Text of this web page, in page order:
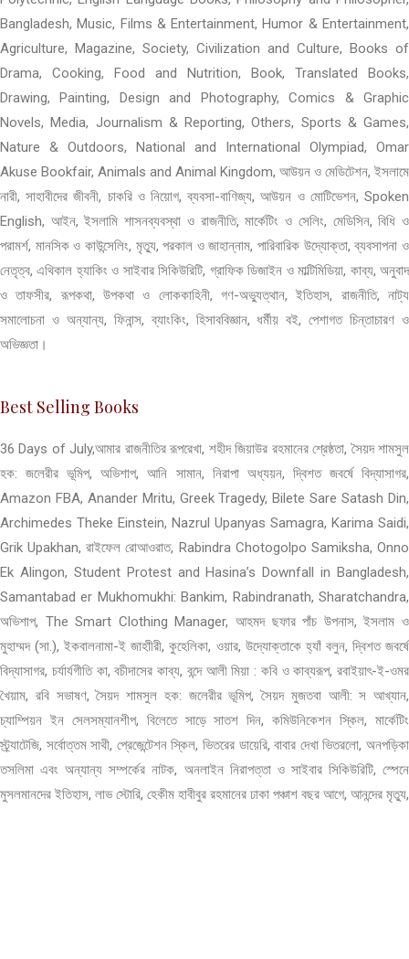
Bangladesh, Music, Films & Entertainment, Humor & Entertainment,
Agriculture, Magazine, Society, Civilization and Culture, Books of
Drama, Cooking, Food and Nutrition, Book, Translated Books,
Drawing, Painting, Design and Photography, Comics & Graphic
Novels, Media, Journalism & Reporting, Others, Sports & Games,
Nature & Outdoors, National and International Olympiad, Omar
Akuse Bookfair, Animals and Animal Kingdom, আউয়ন ও মেডিটেশন, ইসলামে
নারী, সাহাবীদের জীবনী, চাকরি ও নিয়োগ, ব্যবসা-বাণিজ্য, আউয়ন ও মোটিভেশন, Spoken
English, আইন, ইসলামি শাসনব্যবস্থা ও রাজনীতি, মার্কেটিং ও সেলিং, মেডিসিন, বিধি ও
পরামর্শ, মানসিক ও কাউন্সেলিং, মৃত্যু, পরকাল ও জাহান্নাম, পারিবারিক উদ্যোক্তা, ব্যবসাপনা ও
নেতৃত্ব, এথিকাল হ্যাকিং ও সাইবার সিকিউরিটি, গ্রাফিক ডিজাইন ও মাল্টিমিডিয়া, কাব্য, অনুবাদ
ও তাফসীর, রূপকথা, উপকথা ও লোককাহিনী, গণ-অভ্যুত্থান, ইতিহাস, রাজনীতি, নাট্য
সমালোচনা ও অন্যান্য, ফিনান্স, ব্যাংকিং, হিসাববিজ্ঞান, ধর্মীয় বই, পেশাগত চিন্তাচারণ ও
অভিজ্ঞতা।
Best Selling Books
36 Days of July,আমার রাজনীতির রূপরেখা, শহীদ জিয়াউর রহমানের শ্রেষ্ঠতা, সৈয়দ শামসুল
হক: জলেরীর ভূমিপ, অভিশাপ, আনি সামান, নিরাপা অধ্যয়ন, দ্বিশত জবর্ষে বিদ্যাসাগর,
Amazon FBA, Anander Mritu, Greek Tragedy, Bilete Sare Satash Din,
Archimedes Theke Einstein, Nazrul Upanyas Samagra, Karima Saidi,
Grik Upakhan, রাইফেল রোআওরাত, Rabindra Chotogolpo Samiksha, Onno
Ek Alingon, Student Protest and Hasina’s Downfall in Bangladesh,
Samantabad er Mukhomukhi: Bankim, Rabindranath, Sharatchandra,
অভিশাপ, The Smart Clothing Manager, আহমদ ছফার পাঁচ উপনাস, ইসলাম ও
মুহাম্মদ (সা.), ইকবালনামা-ই জাহাীরী, কুহেলিকা, ওয়ার, উদ্যোক্তাকে হ্যাঁ বলুন, দ্বিশত জবর্ষে
বিদ্যাসাগর, চর্যার্যগীতি কা, বচীদাসের কাব্য, বন্দে আলী মিয়া : কবি ও কাব্যরূপ, রবাইয়াৎ-ই-ওমর
খৈয়াম, রবি সভাষণ, সৈয়দ শামসুল হক: জলেরীর ভূমিপ, সৈয়দ মুজতবা আলী: স আখ্যান,
চ্যাম্পিয়ন ইন সেলসম্যানশীপ, বিলেতে সাড়ে সাতশ দিন, কমিউনিকেশন স্কিল, মার্কেটিং
স্ট্র্যাটেজি, সর্বোত্তম সাথী, প্রেজেন্টেশন স্কিল, ভিতরের ডায়েরি, বাবার দেখা ভিতরলো, অনপড়িকা
তসলিমা এবং অন্যান্য সম্পর্কের নাটক, অনলাইন নিরাপত্তা ও সাইবার সিকিউরিটি, স্পেনে
মুসলমানদের ইতিহাস, লাভ স্টোরি, হেকীম হাবীবুর রহমানের ঢাকা পঞ্চাশ বছর আগে, আনন্দের মৃত্যু,